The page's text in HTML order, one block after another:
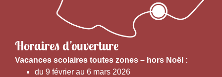
Horaires d’ouverture
Vacances scolaires toutes zones – hors Noël :
du 9 février au 6 mars 2026